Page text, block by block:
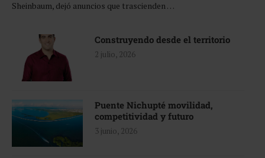
Sheinbaum, dejó anuncios que trascienden …
Construyendo desde el territorio
2 julio, 2026
Puente Nichupté movilidad,
competitividad y futuro
3 junio, 2026